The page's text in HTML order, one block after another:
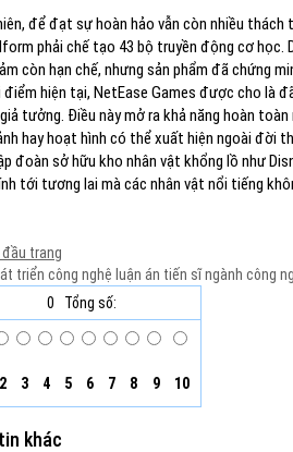
để đạt sự hoàn hảo vẫn còn nhiều
phải chế tạo 43 bộ truyền động cơ học.
còn hạn chế, nhưng sản phẩm đã chứng
điểm hiện tại, NetEase Games được cho là
tưởng. Điều này mở ra khả năng hoàn
hay hoạt hình có thể xuất hiện ngoài đời
đoàn sở hữu kho nhân vật khổng lồ như
tới tương lai mà các nhân vật nổi tiếng
đầu trang
triển công nghệ luận án tiến sĩngành công
0
Tổng số:
2 3 4 5 6 7 8 9 10
khác